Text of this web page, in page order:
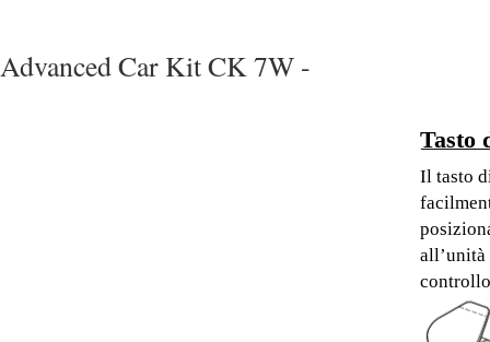
Advanced Car Kit CK 7W -
Tasto
Il tasto